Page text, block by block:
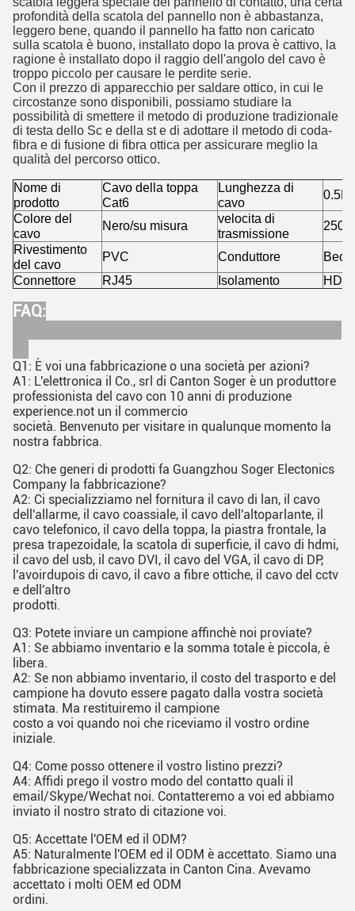
profondità della scatola del pannello non è abbastanza,
leggero bene, quando il pannello ha fatto non caricato
sulla scatola è buono, installato dopo la prova è cattivo, la
ragione è installato dopo il raggio dell'angolo del cavo è
troppo piccolo per causare le perdite serie.
Con il prezzo di apparecchio per saldare ottico, in cui le
circostanze sono disponibili, possiamo studiare la
possibilità di smettere il metodo di produzione tradizionale
di testa dello Sc e della st e di adottare il metodo di coda-
fibra e di fusione di fibra ottica per assicurare meglio la
qualità del percorso ottico.
Nome di
prodotto
Cavo della toppa
Cat6
Lunghezza di
cavo
Colore del
cavo
Nero/su misura
velocita di
trasmissione
Rivestimento
del cavo
PVC Conduttore
Connettore
RJ45 Isolamento
FAQ:
Q1: È voi una fabbricazione o una società per azioni?
A1: L'elettronica il Co., srl di Canton Soger è un produttore
professionista del cavo con 10 anni di produzione
experience.not un il commercio
società. Benvenuto per visitare in qualunque momento la
nostra fabbrica.
Q2: Che generi di prodotti fa Guangzhou Soger Electonics
Company la fabbricazione?
A2: Ci specializziamo nel fornitura il cavo di lan, il cavo
dell'allarme, il cavo coassiale, il cavo dell'altoparlante, il
cavo telefonico, il cavo della toppa, la piastra frontale, la
presa trapezoidale, la scatola di superficie, il cavo di hdmi,
il cavo del usb, il cavo DVI, il cavo del VGA, il cavo di DP,
l'avoirdupois di cavo, il cavo a fibre ottiche, il cavo del cctv
e dell'altro
prodotti.
Q3: Potete inviare un campione affinchè noi proviate?
A1: Se abbiamo inventario e la somma totale è piccola, è
libera.
A2: Se non abbiamo inventario, il costo del trasporto e del
campione ha dovuto essere pagato dalla vostra società
stimata. Ma restituiremo il campione
costo a voi quando noi che riceviamo il vostro ordine
iniziale.
Q4: Come posso ottenere il vostro listino prezzi?
A4: Affidi prego il vostro modo del contatto quali il
email/Skype/Wechat noi. Contatteremo a voi ed abbiamo
inviato il nostro strato di citazione voi.
Q5: Accettate l'OEM ed il ODM?
A5: Naturalmente l'OEM ed il ODM è accettato. Siamo una
fabbricazione specializzata in Canton Cina. Avevamo
accettato i molti OEM ed ODM
ordini.